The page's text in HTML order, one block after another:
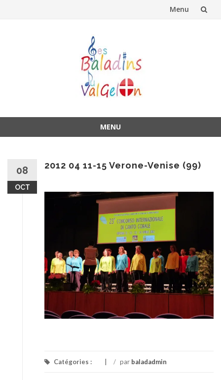
Menu
MENU
08
OCT
2012 04 11-15 Verone-Venise (99)
Catégories : / par baladadmin